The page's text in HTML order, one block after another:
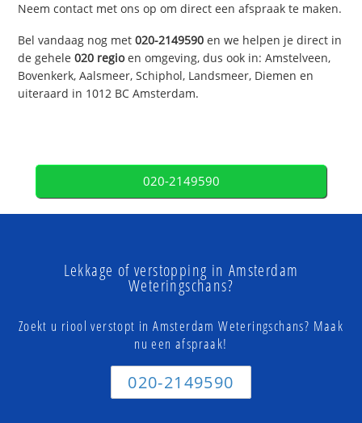
Neem contact met ons op om direct een afspraak te maken.
Bel vandaag nog met020-2149590 en we helpen je direct in
de gehele020 regioen omgeving, dus ook in: Amstelveen,
Bovenkerk, Aalsmeer, Schiphol, Landsmeer, Diemen en
uiteraard in 1012 BC Amsterdam.
020-2149590
Lekkage of verstopping in Amsterdam
Weteringschans?
Zoekt u riool verstopt in Amsterdam Weteringschans? Maak
nu een afspraak!
020-2149590